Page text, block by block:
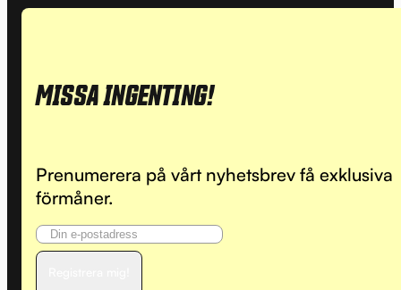
MISSA INGENTING!
Prenumerera på vårt nyhetsbrev få exklusiva
förmåner.